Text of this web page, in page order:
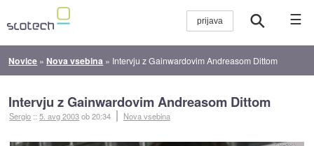
☰
Novice » Nova vsebina » Intervju z Gainwardovim Andreasom Dittom
Intervju z Gainwardovim Andreasom Dittom
Sergio ::5. avg 2003ob 20:34 Nova vsebina